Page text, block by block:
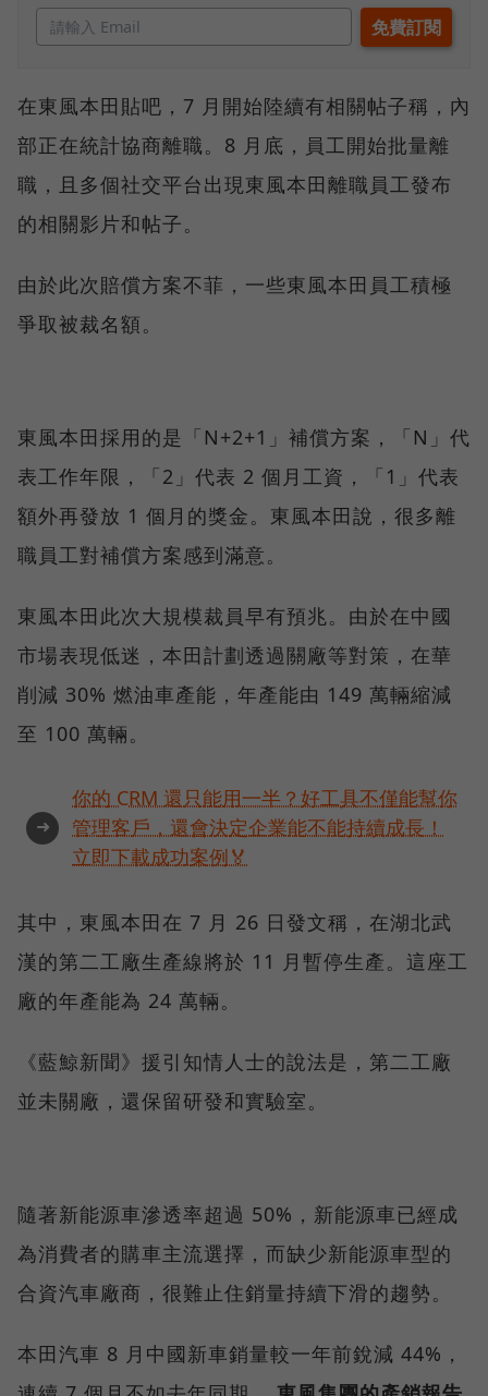
在東風本田貼吧，7 月開始陸續有相關帖子稱，內
部正在統計協商離職。8 月底，員工開始批量離
職，且多個社交平台出現東風本田離職員工發布
的相關影片和帖子。
由於此次賠償方案不菲，一些東風本田員工積極
爭取被裁名額。
東風本田採用的是「N+2+1」補償方案，「N」代
表工作年限，「2」代表 2 個月工資，「1」代表
額外再發放 1 個月的獎金。東風本田說，很多離
職員工對補償方案感到滿意。
東風本田此次大規模裁員早有預兆。由於在中國
市場表現低迷，本田計劃透過關廠等對策，在華
削減 30% 燃油車產能，年產能由 149 萬輛縮減
至 100 萬輛。
➜
你的 CRM 還只能用一半？好工具不僅能幫你
管理客戶，還會決定企業能不能持續成長！
立即下載成功案例🏅
其中，東風本田在 7 月 26 日發文稱，在湖北武
漢的第二工廠生產線將於 11 月暫停生產。這座工
廠的年產能為 24 萬輛。
《藍鯨新聞》援引知情人士的說法是，第二工廠
並未關廠，還保留研發和實驗室。
隨著新能源車滲透率超過 50%，新能源車已經成
為消費者的購車主流選擇，而缺少新能源車型的
合資汽車廠商，很難止住銷量持續下滑的趨勢。
本田汽車 8 月中國新車銷量較一年前銳減 44%，